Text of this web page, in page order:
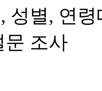
성별, 연
문 조사